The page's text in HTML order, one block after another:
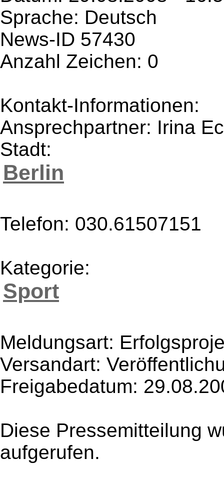
Sprache: Deutsch
News-ID 57430
Anzahl Zeichen: 0
Kontakt-Informationen:
Ansprechpartner: Irina
Stadt:
Berlin
Telefon: 030.61507151
Kategorie:
Sport
Meldungsart:
Versandart:
Freigabedatum:
Diese Pressemitteilung
aufgerufen.